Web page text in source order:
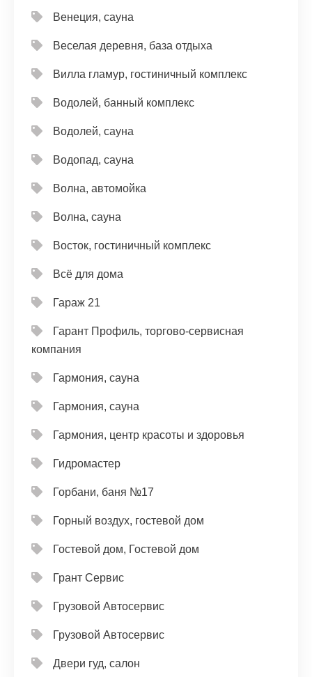
Венеция, сауна
Веселая деревня, база отдыха
Вилла гламур, гостиничный комплекс
Водолей, банный комплекс
Водолей, сауна
Водопад, сауна
Волна, автомойка
Волна, сауна
Восток, гостиничный комплекс
Всё для дома
Гараж 21
Гарант Профиль, торгово-сервисная
компания
Гармония, сауна
Гармония, сауна
Гармония, центр красоты и здоровья
Гидромастер
Горбани, баня №17
Горный воздух, гостевой дом
Гостевой дом, Гостевой дом
Грант Сервис
Грузовой Автосервис
Грузовой Автосервис
Двери гуд, салон